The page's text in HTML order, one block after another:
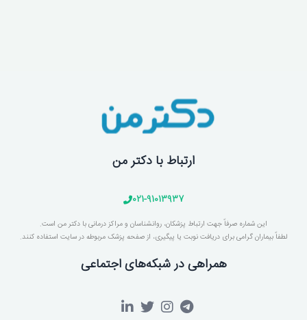
ارتباط با دکتر من
021-91013937
این شماره صرفاً جهت ارتباط پزشکان، روانشناسان و مراکز درمانی با دکتر من است.
لطفاً بیماران گرامی برای دریافت نوبت یا پیگیری، از صفحه پزشک مربوطه در سایت استفاده کنند.
همراهی در شبکه‌های اجتماعی